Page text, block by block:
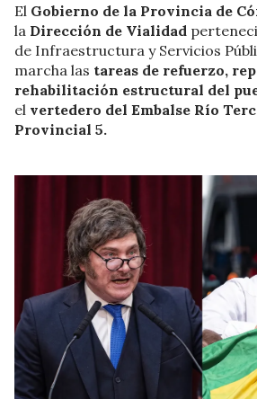
El Gobierno de la Provincia de
la Dirección de Vialidad
de Infraestructura y Servicios
marcha las tareas de refuerzo,
rehabilitación estructural del
el vertedero del Embalse Río
Provincial 5.